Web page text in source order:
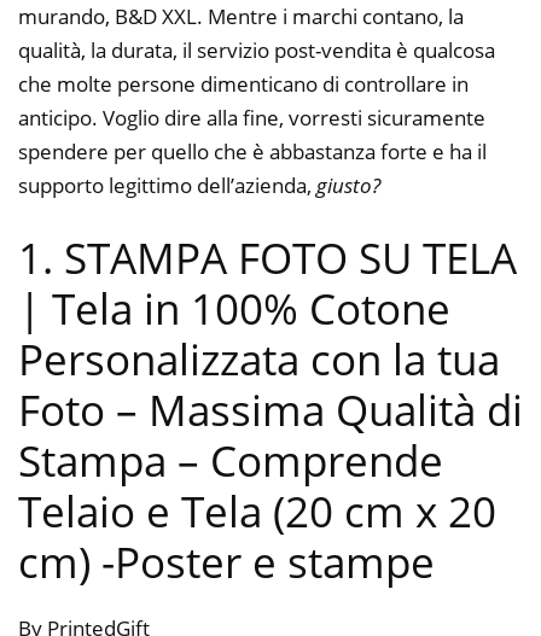
murando, B&D XXL. Mentre i marchi contano, la
qualità, la durata, il servizio post-vendita è qualcosa
che molte persone dimenticano di controllare in
anticipo. Voglio dire alla fine, vorresti sicuramente
spendere per quello che è abbastanza forte e ha il
supporto legittimo dell’azienda, giusto?
1. STAMPA FOTO SU TELA
| Tela in 100% Cotone
Personalizzata con la tua
Foto – Massima Qualità di
Stampa – Comprende
Telaio e Tela (20 cm x 20
cm) -Poster e stampe
By PrintedGift